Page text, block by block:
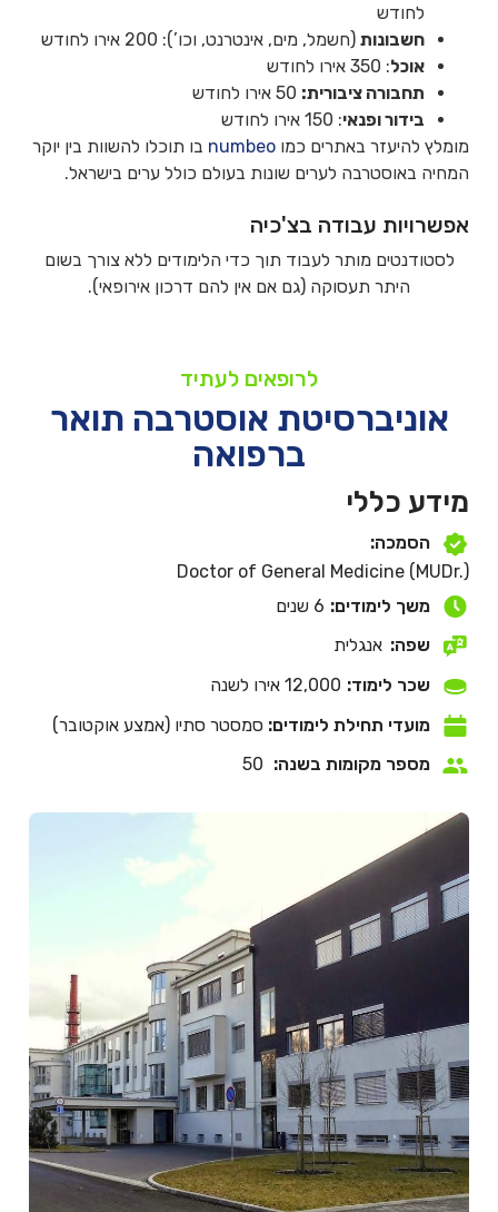
לחודש
חשבונות (חשמל, מים, אינטרנט, וכו’): 200 אירו לחודש
אוכל: 350 אירו לחודש
תחבורה ציבורית:
בידור ופנאי: 150 אירו לחודש
מומלץ להיעזר באתרים כמו numbeo בו תוכלו להשוות בין יוקר
המחיה באוסטרבה לערים שונות בעולם כולל ערים בישראל.
אפשרויות עבודה בצ'כיה
לסטודנטים מותר לעבוד תוך כדי הלימודים ללא צורך בשום
היתר תעסוקה (גם אם אין להם דרכון אירופאי).
לרופאים לעתיד
אוניברסיטת אוסטרבה תואר
ברפואה
מידע כללי
הסמכה:
Doctor of General Medicine (MUDr.)
משך לימודים: 6 שנים
שפה: אנגלית
שכר לימוד: 12,000 אירו לשנה
מועדי תחילת לימודים: סמסטר סתיו (אמצע אוקטובר)
מספר מקומות בשנה: 50